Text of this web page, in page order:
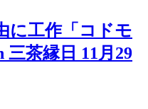
に工作「コドモ
茶縁日 11月29